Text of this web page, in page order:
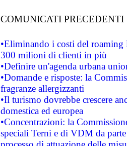
COMUNICATI PRECEDENTI
•Eliminando i costi del roaming
300 milioni di clienti in più
•Definire un'agenda urbana
•Domande e risposte: la
fragranze allergizzanti
•Il turismo dovrebbe crescere
domestica ed europea
•Concentrazioni: la
speciali Terni e di VDM da